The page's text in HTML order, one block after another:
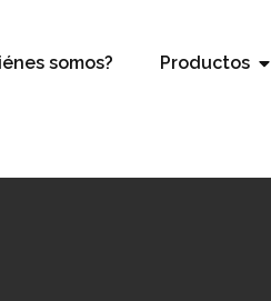
somos? Productos